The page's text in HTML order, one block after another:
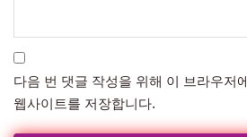
다음 번 댓글 작성을 위해 이 브라우저
웹사이트를 저장합니다.